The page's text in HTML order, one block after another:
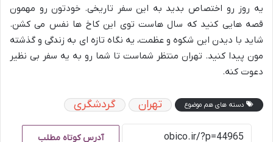
یه روز رو اختصاص بدید به این سفر تاریخی. خودتون رو مهمون
قصه هایی کنید که سال هاست توی این کاخ ها نفس می کشن.
شاید با دیدن این شکوه و عظمت، یه نگاه تازه ای به زندگی و گذشته
مون پیدا کنید. تهران منتظر شماست تا شما رو به یه سفر بی نظیر
دعوت کنه.
دسته های هم موضوع تهران گردشگری
آدرس کوتاه مطلب